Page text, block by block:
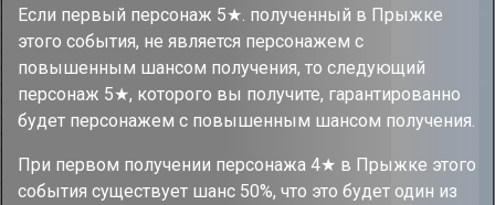
Если первый персонаж 5★. полученный в Прыжке
этого события, не является персонажем с
повышенным шансом получения, то следующий
персонаж 5★, которого вы получите, гарантированно
будет персонажем с повышенным шансом получения.
При первом получении персонажа 4★ в Прыжке этого
события существует шанс 50%, что это будет один из